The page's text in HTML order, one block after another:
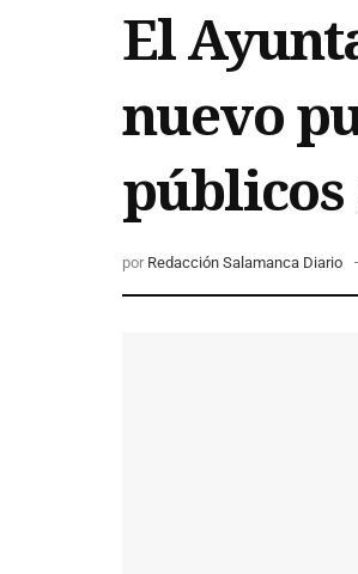
El
nuevo
públicos
por Redacción Salamanca Diario